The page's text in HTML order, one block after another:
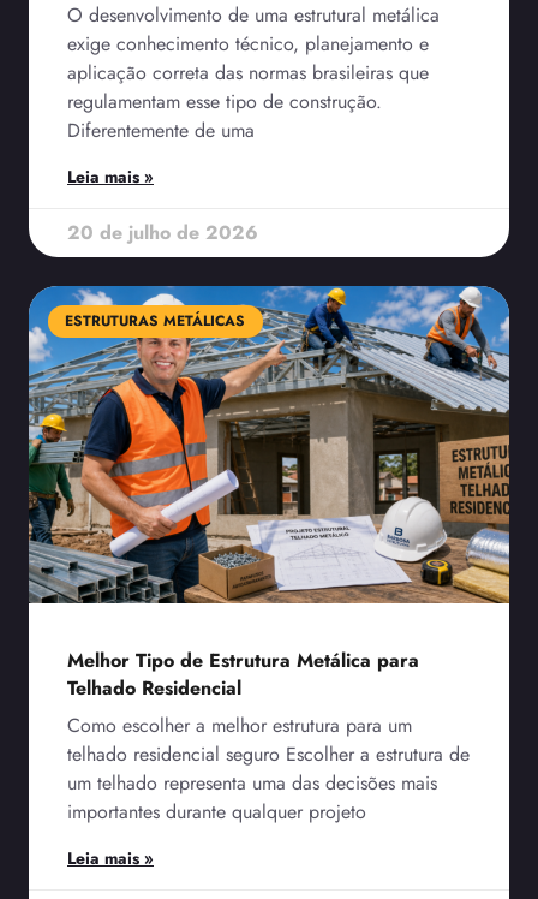
O desenvolvimento de uma estrutural metálica
exige conhecimento técnico, planejamento e
aplicação correta das normas brasileiras que
regulamentam esse tipo de construção.
Diferentemente de uma
Leia mais »
20 de julho de 2026
ESTRUTURAS METÁLICAS
Melhor Tipo de Estrutura Metálica para
Telhado Residencial
Como escolher a melhor estrutura para um
telhado residencial seguro Escolher a estrutura de
um telhado representa uma das decisões mais
importantes durante qualquer projeto
Leia mais »